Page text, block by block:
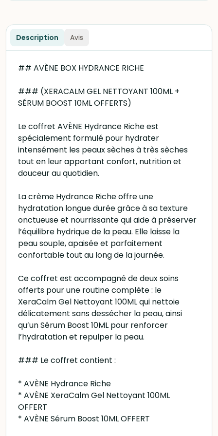
Description Avis
## AVÈNE BOX HYDRANCE RICHE
### (XERACALM GEL NETTOYANT 100ML +
SÉRUM BOOST 10ML OFFERTS)
Le coffret AVÈNE Hydrance Riche est
spécialement formulé pour hydrater
intensément les peaux sèches à très sèches
tout en leur apportant confort, nutrition et
douceur au quotidien.
La crème Hydrance Riche offre une
hydratation longue durée grâce à sa texture
onctueuse et nourrissante qui aide à préserver
l’équilibre hydrique de la peau. Elle laisse la
peau souple, apaisée et parfaitement
confortable tout au long de la journée.
Ce coffret est accompagné de deux soins
offerts pour une routine complète : le
XeraCalm Gel Nettoyant 100ML qui nettoie
délicatement sans dessécher la peau, ainsi
qu’un Sérum Boost 10ML pour renforcer
l’hydratation et repulper la peau.
### Le coffret contient :
* AVÈNE Hydrance Riche
* AVÈNE XeraCalm Gel Nettoyant 100ML
OFFERT
* AVÈNE Sérum Boost 10ML OFFERT